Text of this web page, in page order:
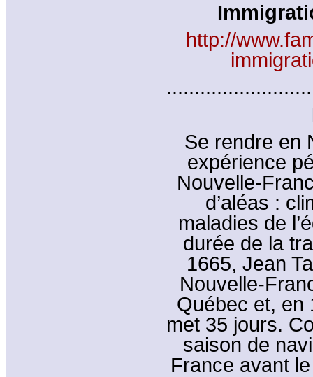
http://
Se rendre en
expérience
Nouvelle-
d’aléas :
maladies de
durée de la
1665, Jean
Nouvelle-
Québec et, en
met 35 jours.
saison de
France avant